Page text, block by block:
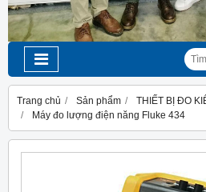
Trang chủ Sản phẩm
THIẾT BỊ ĐO
Máy đo lượng điện năng Fluke 434